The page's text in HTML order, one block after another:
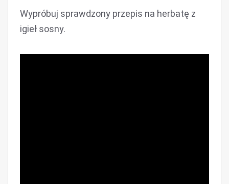
Wypróbuj sprawdzony przepis na herbatę z
igieł sosny.